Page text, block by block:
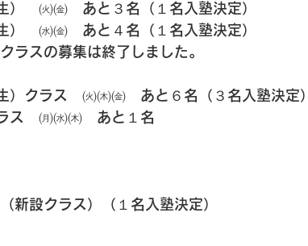
）　㈫㈮　あと３名（１名入塾決定）
）　㈬㈮　あと４名（１名入塾決定）
ラスの募集は終了しました。
）クラス　㈫㈭㈮　あと６名（３名入塾決定）
ス　㈪㈬㈭　あと１名
新設クラス）（１名入塾決定）